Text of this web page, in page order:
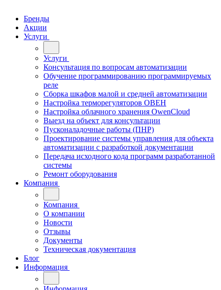
Бренды
Акции
Услуги
Услуги
Консультация по вопросам автоматизации
Обучение программированию программируемых
реле
Сборка шкафов малой и средней автоматизации
Настройка терморегуляторов ОВЕН
Настройка облачного хранения OwenCloud
Выезд на объект для консультации
Пусконаладочные работы (ПНР)
Проектирование системы управления для объекта
автоматизации с разработкой документации
Передача исходного кода программ разработанной
системы
Ремонт оборудования
Компания
Компания
О компании
Новости
Отзывы
Документы
Техническая документация
Блог
Информация